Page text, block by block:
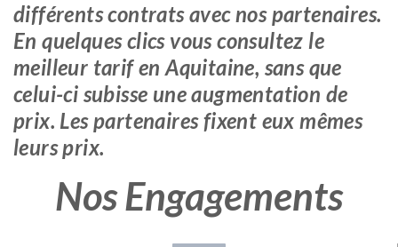
différents contrats avec nos partenaires.
En quelques clics vous consultez le
meilleur tarif en Aquitaine, sans que
celui-ci subisse une augmentation de
prix. Les partenaires fixent eux mêmes
leurs prix.
Nos Engagements